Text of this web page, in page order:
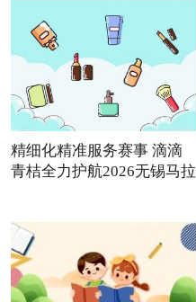
精细化精准服务赛事 滴滴
青桔全力护航2026无锡马拉